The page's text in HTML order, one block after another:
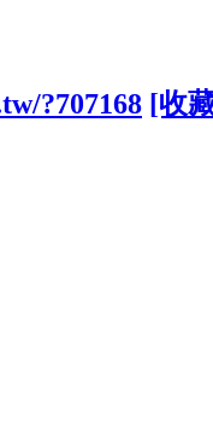
?707168 [收